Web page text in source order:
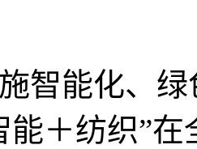
能化、绿
能＋纺织”